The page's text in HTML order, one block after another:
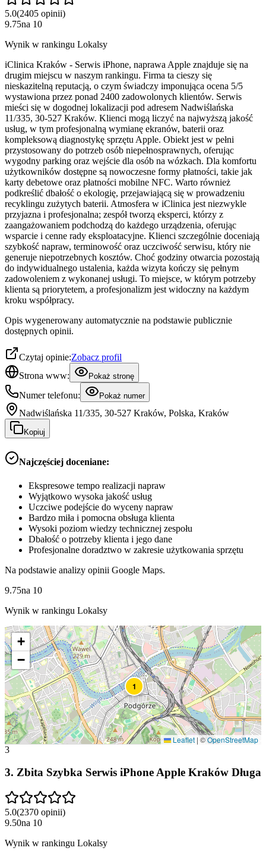
5.0(2405 opinii)
9.75na 10
Wynik w rankingu Lokalsy
iClinica Kraków - Serwis iPhone, naprawa Apple znajduje się na
drugim miejscu w naszym rankingu. Firma ta cieszy się
nieskazitelną reputacją, o czym świadczy imponująca ocena 5/5
wystawiona przez ponad 2400 zadowolonych klientów. Serwis
mieści się w dogodnej lokalizacji pod adresem Nadwiślańska
11/335, 30-527 Kraków. Klienci mogą liczyć na najwyższą jakość
usług, w tym profesjonalną wymianę ekranów, baterii oraz
kompleksową diagnostykę sprzętu Apple. Obiekt jest w pełni
przystosowany do potrzeb osób niepełnosprawnych, oferując
wygodny parking oraz wejście dla osób na wózkach. Dla komfortu
użytkowników dostępne są nowoczesne formy płatności, takie jak
karty debetowe oraz płatności mobilne NFC. Warto również
podkreślić dbałość o ekologię, przejawiającą się w prowadzeniu
recyklingu zużytych baterii. Atmosfera w iClinica jest niezwykle
przyjazna i profesjonalna; zespół tworzą eksperci, którzy z
zaangażowaniem podchodzą do każdego urządzenia, oferując
wsparcie i cenne rady eksploatacyjne. Klienci szczególnie doceniają
szybkość napraw, terminowość oraz uczciwość serwisu, który nie
generuje niepotrzebnych kosztów. Choć godziny otwarcia pozostają
do indywidualnego ustalenia, każda wizyta kończy się pełnym
zadowoleniem z wykonanej usługi. To miejsce, w którym potrzeby
klienta są priorytetem, a profesjonalizm jest widoczny na każdym
kroku współpracy.
Opis wygenerowany automatycznie na podstawie publicznie
dostępnych opinii.
Czytaj opinie:Zobacz profil
Strona www:
Pokaż stronę
Numer telefonu: Pokaż numer
Nadwiślańska 11/335, 30-527 Kraków, Polska, Kraków
Kopiuj
Najczęściej doceniane:
Ekspresowe tempo realizacji napraw
Wyjątkowo wysoka jakość usług
Uczciwe podejście do wyceny napraw
Bardzo miła i pomocna obsługa klienta
Wysoki poziom wiedzy technicznej zespołu
Dbałość o potrzeby klienta i jego dane
Profesjonalne doradztwo w zakresie użytkowania sprzętu
Na podstawie analizy opinii Google Maps.
9.75na 10
Wynik w rankingu Lokalsy
1
+
−
Leaflet | ©OpenStreetMap
3
3. Zbita Szybka Serwis iPhone Apple Kraków Długa
5.0(2370 opinii)
9.50na 10
Wynik w rankingu Lokalsy